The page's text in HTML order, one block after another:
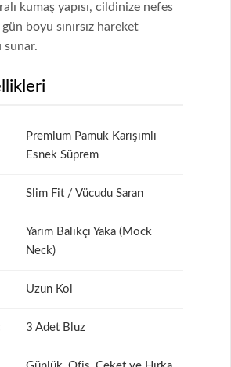
kumaş yapısı, cildinize nefes
gün boyu sınırsız hareket
sunar.
Premium Pamuk Karışımlı
Esnek Süprem
Slim Fit / Vücudu Saran
Yarım Balıkçı Yaka (Mock
Neck)
Uzun Kol
3 Adet Bluz